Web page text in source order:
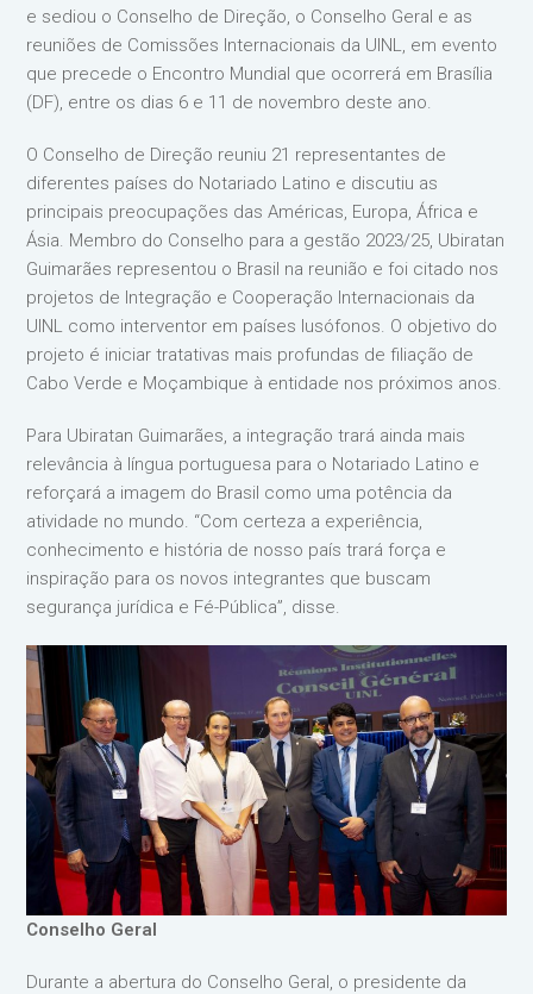
e sediou o Conselho de Direção, o Conselho Geral e as
reuniões de Comissões Internacionais da UINL, em evento
que precede o Encontro Mundial que ocorrerá em Brasília
(DF), entre os dias 6 e 11 de novembro deste ano.
O Conselho de Direção reuniu 21 representantes de
diferentes países do Notariado Latino e discutiu as
principais preocupações das Américas, Europa, África e
Ásia. Membro do Conselho para a gestão 2023/25, Ubiratan
Guimarães representou o Brasil na reunião e foi citado nos
projetos de Integração e Cooperação Internacionais da
UINL como interventor em países lusófonos. O objetivo do
projeto é iniciar tratativas mais profundas de filiação de
Cabo Verde e Moçambique à entidade nos próximos anos.
Para Ubiratan Guimarães, a integração trará ainda mais
relevância à língua portuguesa para o Notariado Latino e
reforçará a imagem do Brasil como uma potência da
atividade no mundo. “Com certeza a experiência,
conhecimento e história de nosso país trará força e
inspiração para os novos integrantes que buscam
segurança jurídica e Fé-Pública”, disse.
Conselho Geral
Durante a abertura do Conselho Geral, o presidente da